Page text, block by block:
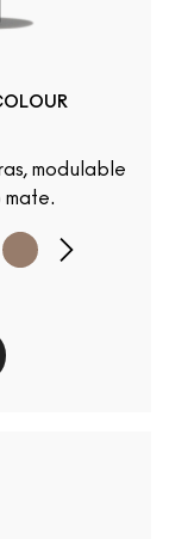
modulable